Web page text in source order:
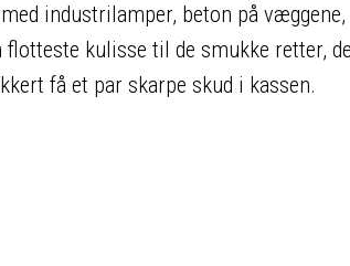
industrilamper, beton på væggene,
kulisse til de smukke retter,
få et par skarpe skud i kassen.